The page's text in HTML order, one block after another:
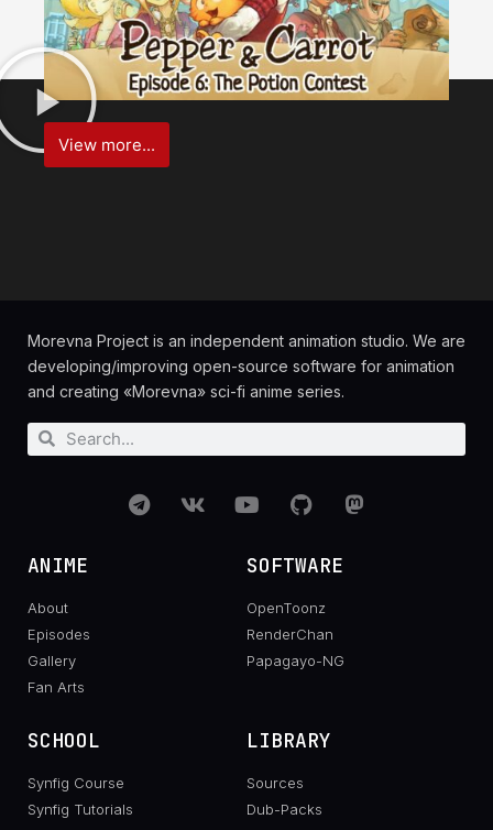
View more...
Morevna Project is an independent animation studio. We are
developing/improving open-source software for animation
and creating «Morevna» sci-fi anime series.
ANIME
About
Episodes
Gallery
Fan Arts
SOFTWARE
OpenToonz
RenderChan
Papagayo-NG
SCHOOL
Synfig Course
Synfig Tutorials
LIBRARY
Sources
Dub-Packs